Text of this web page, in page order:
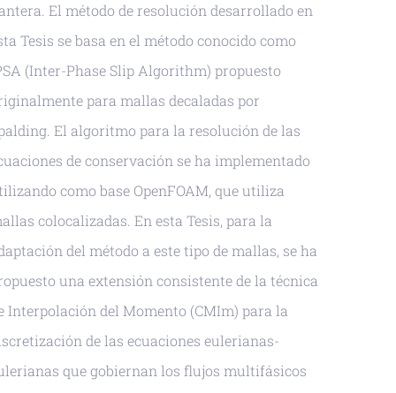
El método de resolución desarrollado en
Tesis se basa en el método conocido como
(Inter-Phase Slip Algorithm) propuesto
para mallas decaladas por
El algoritmo para la resolución de las
de conservación se ha implementado
como base OpenFOAM, que utiliza
colocalizadas. En esta Tesis, para la
del método a este tipo de mallas, se ha
una extensión consistente de la técnica
Interpolación del Momento (CMIm) para la
de las ecuaciones eulerianas-
que gobiernan los flujos multifásicos